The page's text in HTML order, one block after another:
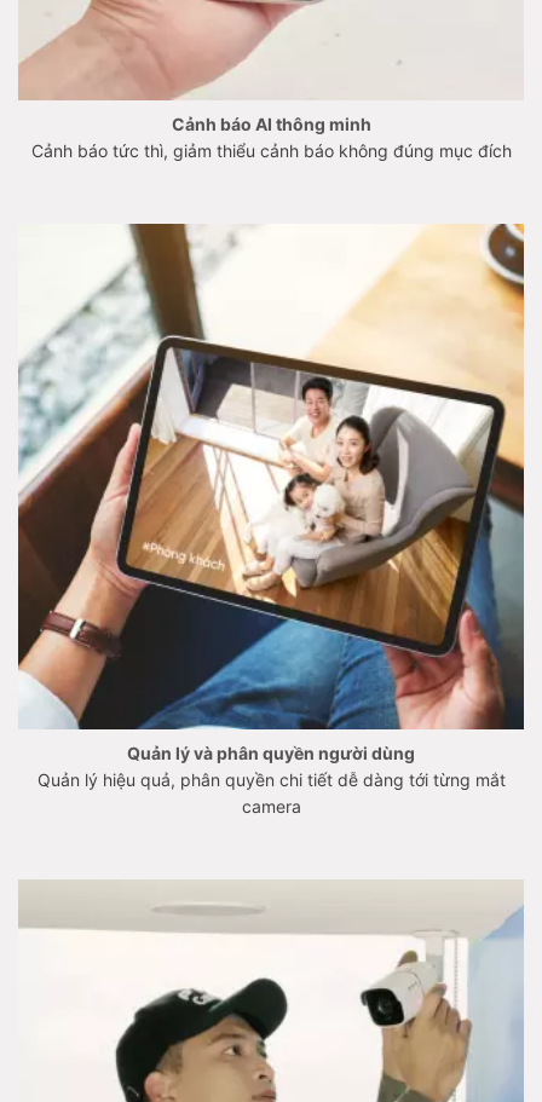
Cảnh báo AI thông minh
Cảnh báo tức thì, giảm thiểu cảnh báo không đúng mục đích
Quản lý và phân quyền người dùng
Quản lý hiệu quả, phân quyền chi tiết dễ dàng tới từng mắt
camera